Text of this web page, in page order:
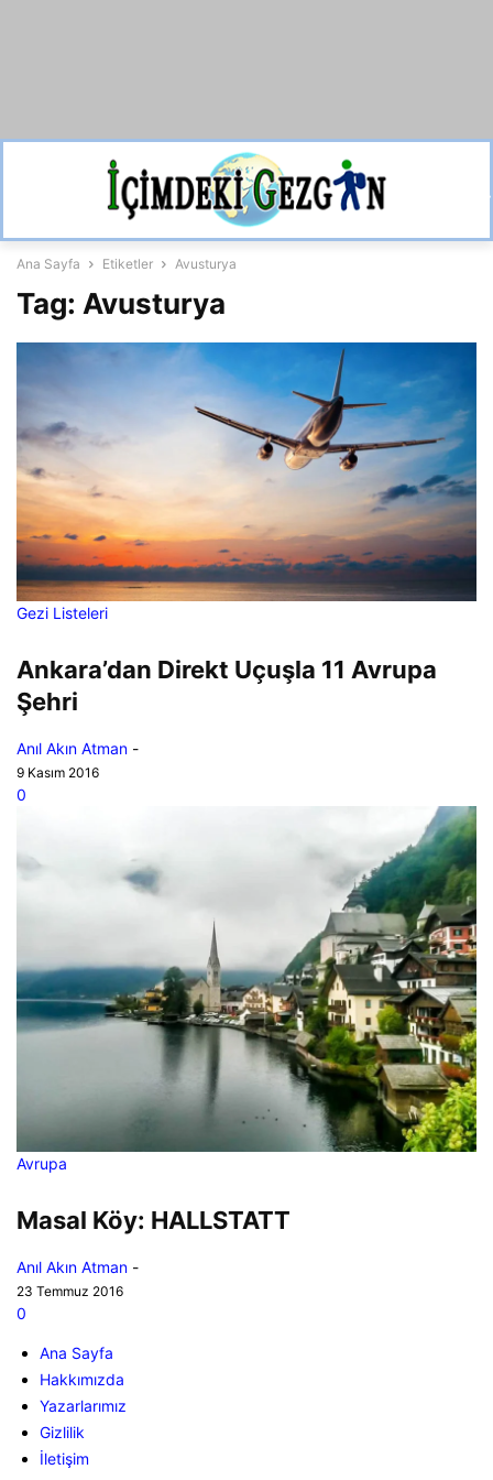
Ana Sayfa Etiketler Avusturya
Tag: Avusturya
Gezi Listeleri
Ankara’dan Direkt Uçuşla 11 Avrupa
Şehri
Anıl Akın Atman -
9 Kasım 2016
0
Avrupa
Masal Köy: HALLSTATT
Anıl Akın Atman -
23 Temmuz 2016
0
Ana Sayfa
Hakkımızda
Yazarlarımız
Gizlilik
İletişim